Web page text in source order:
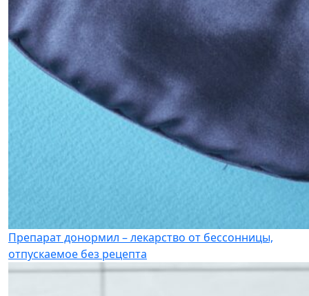
Препарат донормил – лекарство от бессонницы,
отпускаемое без рецепта